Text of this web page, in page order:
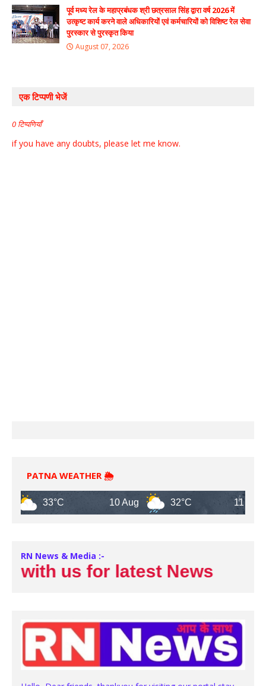
पूर्व मध्य रेल के महाप्रबंधक श्री छत्रसाल सिंह द्वारा वर्ष 2026 में
उत्कृष्ट कार्य करने वाले अधिकारियों एवं कर्मचारियों को विशिष्ट रेल सेवा
पुरस्कार से पुरस्कृत किया
August 07, 2026
एक टिप्पणी भेजें
0 टिप्पणियाँ
if you have any doubts, please let me know.
PATNA WEATHER 🌦️
33°C 10 Aug 32°C 11 Aug
RN News & Media :-
us for latest News